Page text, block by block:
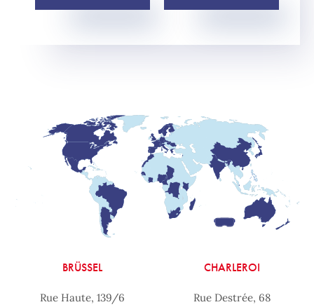
BRÜSSEL
Rue Haute, 139/6
CHARLEROI
Rue Destrée, 68